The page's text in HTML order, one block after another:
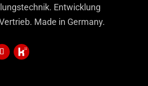
Entwicklung
Made in Germany.